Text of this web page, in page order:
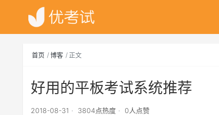
首页 博客 正文
好用的平板考试系统推荐
2018-08-31 3804点热度 0人点赞